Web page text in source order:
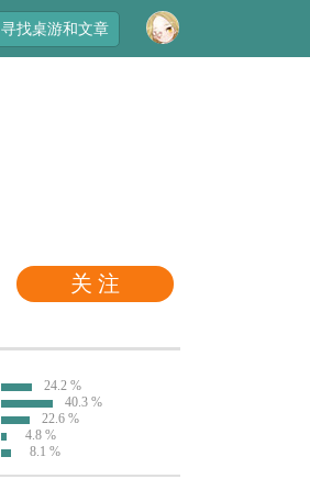
寻找桌游和文章
关 注
24.2 %
40.3 %
22.6 %
4.8 %
8.1 %